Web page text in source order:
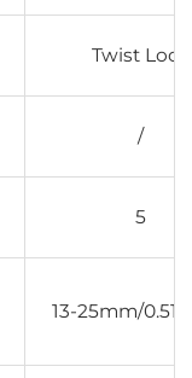
Twist Lock
/
5
13-25mm/0.51-